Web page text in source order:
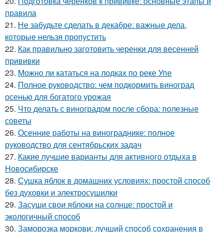
правила
21. Не забудьте сделать в декабре: важные дела,
которые нельзя пропустить
22. Как правильно заготовить черенки для весенней
прививки
23. Можно ли кататься на лодках по реке Упе
24. Полное руководство: чем подкормить виноград
осенью для богатого урожая
25. Что делать с виноградом после сбора: полезные
советы
26. Осенние работы на винограднике: полное
руководство для сентябрьских задач
27. Какие лучшие варианты для активного отдыха в
Новосибирске
28. Сушка яблок в домашних условиях: простой способ
без духовки и электросушилки
29. Засуши свои яблоки на солнце: простой и
экологичный способ
30. Заморозка моркови: лучший способ сохранения в